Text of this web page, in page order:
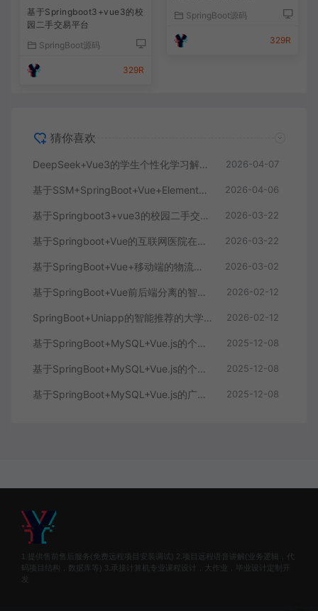
基于Springboot3+vue3的校
园二手交易平台
SpringBoot源码
329R
SpringBoot源码
329R
猜你喜欢
DeepSeek+Vue3的学生个性化学习解答AI系统 2026-04-07
基于SSM+SpringBoot+Vue+ElementPlus的聊天im系统 2026-04-06
基于Springboot3+vue3的校园二手交易平台 2026-03-22
基于Springboot+Vue的互联网医院在线问诊系统 2026-03-22
基于SpringBoot+Vue+移动端的物流快递系统 2026-03-02
基于SpringBoot+Vue前后端分离的智能知识库问答系统 2026-02-12
SpringBoot+Uniapp的智能推荐的大学生社交平台 2026-02-12
基于SpringBoot+MySQL+Vue.js的个人健康管理系统(附论文) 2025-12-08
基于SpringBoot+MySQL+Vue.js的个性化推荐电商系统(附论文) 2025-12-08
基于SpringBoot+MySQL+Vue.js的广西文化传承小程序(附论文) 2025-12-08
1.提供售前售后服务(免费远程项目安装调试) 2.项目远程语音讲解(业务逻辑，代
码项目结构，数据库等) 3.承接计算机专业课程设计，大作业，毕业设计定制开
发